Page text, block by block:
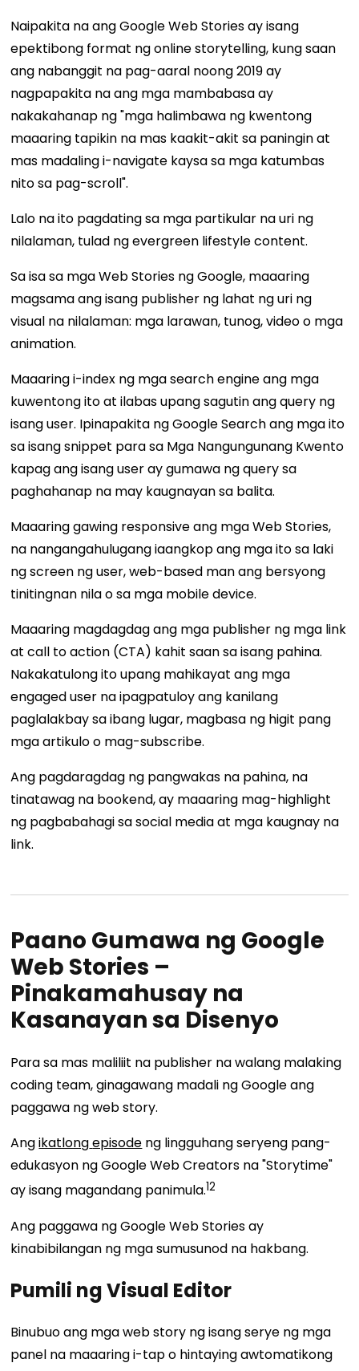
Naipakita na ang Google Web Stories ay isang
epektibong format ng online storytelling, kung saan
ang nabanggit na pag-aaral noong 2019 ay
nagpapakita na ang mga mambabasa ay
nakakahanap ng "mga halimbawa ng kwentong
maaaring tapikin na mas kaakit-akit sa paningin at
mas madaling i-navigate kaysa sa mga katumbas
nito sa pag-scroll".
Lalo na ito pagdating sa mga partikular na uri ng
nilalaman, tulad ng evergreen lifestyle content.
Sa isa sa mga Web Stories ng Google, maaaring
magsama ang isang publisher ng lahat ng uri ng
visual na nilalaman: mga larawan, tunog, video o mga
animation.
Maaaring i-index ng mga search engine ang mga
kuwentong ito at ilabas upang sagutin ang query ng
isang user. Ipinapakita ng Google Search ang mga ito
sa isang snippet para sa Mga Nangungunang Kwento
kapag ang isang user ay gumawa ng query sa
paghahanap na may kaugnayan sa balita.
Maaaring gawing responsive ang mga Web Stories,
na nangangahulugang iaangkop ang mga ito sa laki
ng screen ng user, web-based man ang bersyong
tinitingnan nila o sa mga mobile device.
Maaaring magdagdag ang mga publisher ng mga link
at call to action (CTA) kahit saan sa isang pahina.
Nakakatulong ito upang mahikayat ang mga
engaged user na ipagpatuloy ang kanilang
paglalakbay sa ibang lugar, magbasa ng higit pang
mga artikulo o mag-subscribe.
Ang pagdaragdag ng pangwakas na pahina, na
tinatawag na bookend, ay maaaring mag-highlight
ng pagbabahagi sa social media at mga kaugnay na
link.
Paano Gumawa ng Google
Web Stories –
Pinakamahusay na
Kasanayan sa Disenyo
Para sa mas maliliit na publisher na walang malaking
coding team, ginagawang madali ng Google ang
paggawa ngwebstory.
Angikatlongepisode ng lingguhang seryeng pang-
edukasyon ng Google Web Creators na "Storytime"
ay isang magandang panimula.12
Ang paggawa ng Google Web Stories ay
kinabibilangan ng mga sumusunod na hakbang.
Pumili ng Visual Editor
Binubuo ang mga web story ng isang serye ng mga
panel na maaaring i-tap o hintaying awtomatikong